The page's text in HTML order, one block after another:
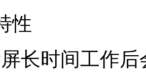
性
长时间工作